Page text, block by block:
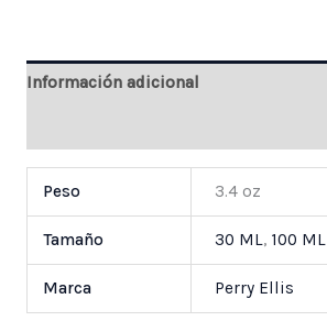
Información adicional
Peso 3.4 oz
Tamaño 30 ML, 100 ML
Marca Perry Ellis